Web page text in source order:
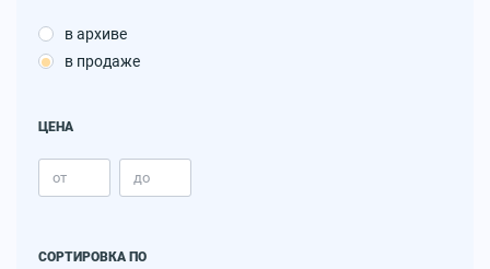
в архиве
в продаже
ЦЕНА
СОРТИРОВКА ПО